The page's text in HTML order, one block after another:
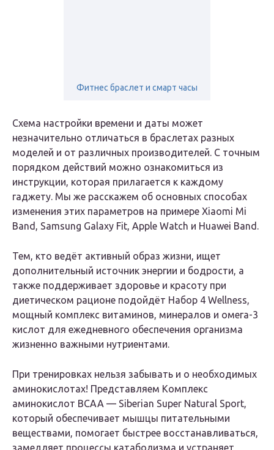
Фитнес браслет и смарт часы
Схема настройки времени и даты может
незначительно отличаться в браслетах разных
моделей и от различных производителей. С точным
порядком действий можно ознакомиться из
инструкции, которая прилагается к каждому
гаджету. Мы же расскажем об основных способах
изменения этих параметров на примере Xiaomi Mi
Band, Samsung Galaxy Fit, Apple Watch и Huawei Band.
Тем, кто ведёт активный образ жизни, ищет
дополнительный источник энергии и бодрости, а
также поддерживает здоровье и красоту при
диетическом рационе подойдёт Набор 4 Wellness,
мощный комплекс витаминов, минералов и омега-3
кислот для ежедневного обеспечения организма
жизненно важными нутриентами.
При тренировках нельзя забывать и о необходимых
аминокислотах! Представляем Комплекс
аминокислот BCAA — Siberian Super Natural Sport,
который обеспечивает мышцы питательными
веществами, помогает быстрее восстанавливаться,